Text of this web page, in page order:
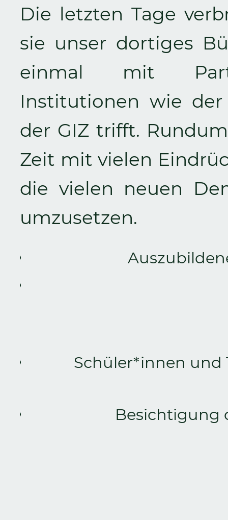
Die letzten Tage
sie unser dortiges
einmal mit
Institutionen wie
der GIZ trifft.
Zeit mit vielen
die vielen neuen
umzusetzen.
Schüler*innen und
Besichtigung